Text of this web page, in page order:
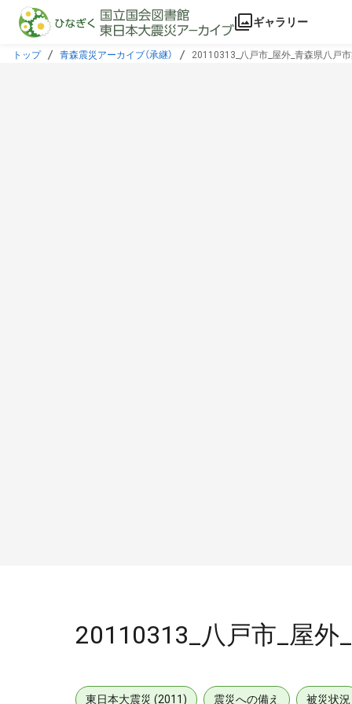
本文に飛ぶ
ギャラリー
トップ 青森震災アーカイブ（承継） 20110313_八戸市_屋外_青森県八戸
20110313_八戸市_屋
東日本大震災 (2011) 震災への備え 被災状況